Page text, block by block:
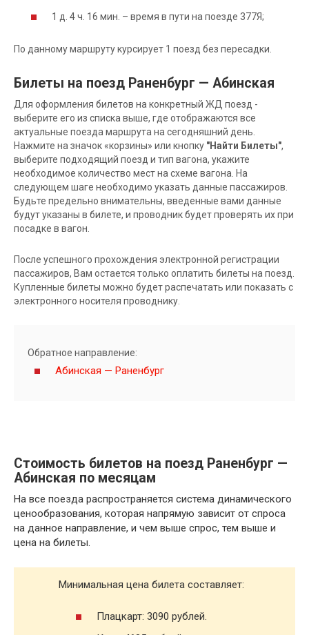
1 д. 4 ч. 16 мин. – время в пути на поезде 377Я;
По данному маршруту курсирует 1 поезд без пересадки.
Билеты на поезд Раненбург — Абинская
Для оформления билетов на конкретный ЖД поезд -
выберите его из списка выше, где отображаются все
актуальные поезда маршрута на сегодняшний день.
Нажмите на значок «корзины» или кнопку "Найти Билеты",
выберите подходящий поезд и тип вагона, укажите
необходимое количество мест на схеме вагона. На
следующем шаге необходимо указать данные пассажиров.
Будьте предельно внимательны, введенные вами данные
будут указаны в билете, и проводник будет проверять их при
посадке в вагон.
После успешного прохождения электронной регистрации
пассажиров, Вам остается только оплатить билеты на поезд.
Купленные билеты можно будет распечатать или показать с
электронного носителя проводнику.
Обратное направление:
Абинская — Раненбург
Стоимость билетов на поезд Раненбург —
Абинская по месяцам
На все поезда распространяется система динамического
ценообразования, которая напрямую зависит от спроса
на данное направление, и чем выше спрос, тем выше и
цена на билеты.
Минимальная цена билета составляет:
Плацкарт: 3090 рублей.